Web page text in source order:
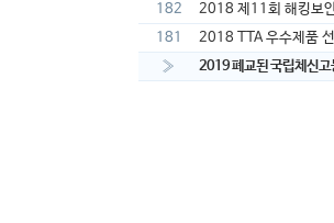
182
2018 제11회 해킹보
181
2018 TTA 우수제품
»
2019 폐교된 국립체신고